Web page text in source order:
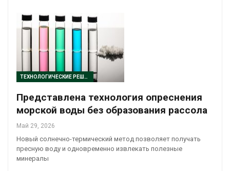
ТЕХНОЛОГИЧЕСКИЕ РЕШЕНИЯ
Представлена технология опреснения
морской воды без образования рассола
Май 29, 2026
Новый солнечно-термический метод позволяет получать
пресную воду и одновременно извлекать полезные
минералы